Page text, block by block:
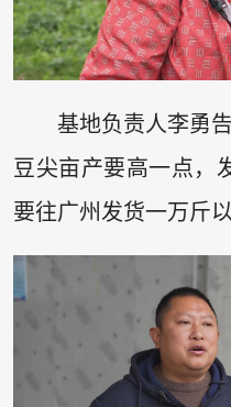
基地负责人李勇
豆尖亩产要高一点，
要往广州发货一万斤以